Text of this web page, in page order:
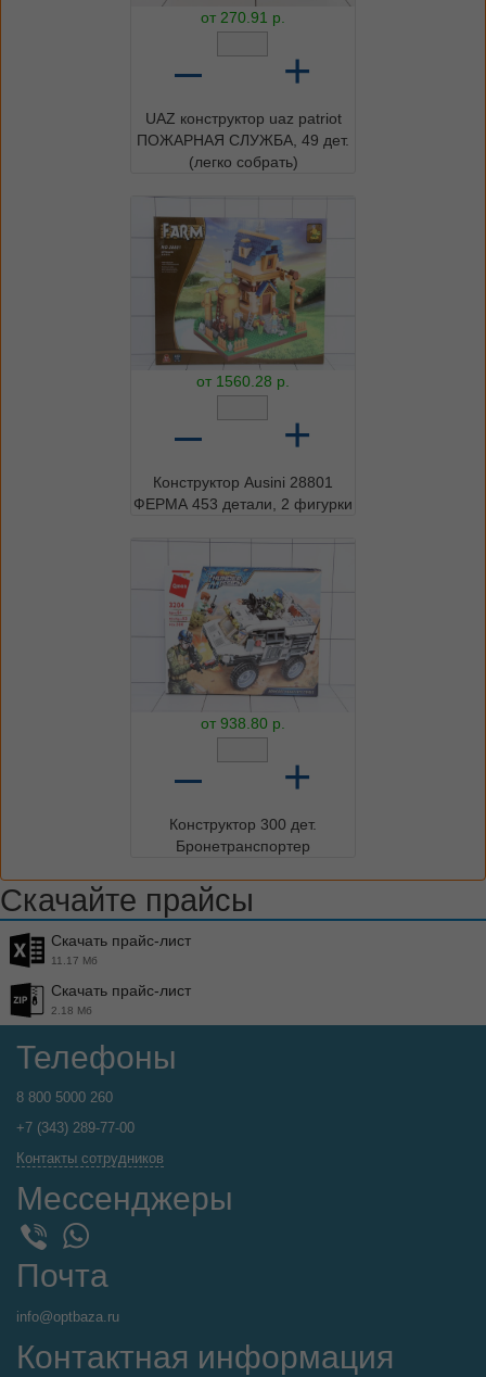
от 270.91 р.
– +
UAZ конструктор uaz patriot
ПОЖАРНАЯ СЛУЖБА, 49 дет.
(легко собрать)
от 1560.28 р.
– +
Конструктор Ausini 28801
ФЕРМА 453 детали, 2 фигурки
от 938.80 р.
– +
Конструктор 300 дет.
Бронетранспортер
Скачайте прайсы
Скачать прайс-лист
11.17 Мб
Скачать прайс-лист
2.18 Мб
Телефоны
8 800 5000 260
+7 (343) 289-77-00
Контакты сотрудников
Мессенджеры
WhatsApp
Почта
info@optbaza.ru
Контактная информация